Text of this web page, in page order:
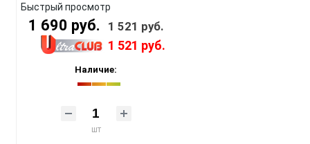
Быстрый просмотр
1 690 руб. 1 521 руб.
1 521 руб.
Наличие:
шт